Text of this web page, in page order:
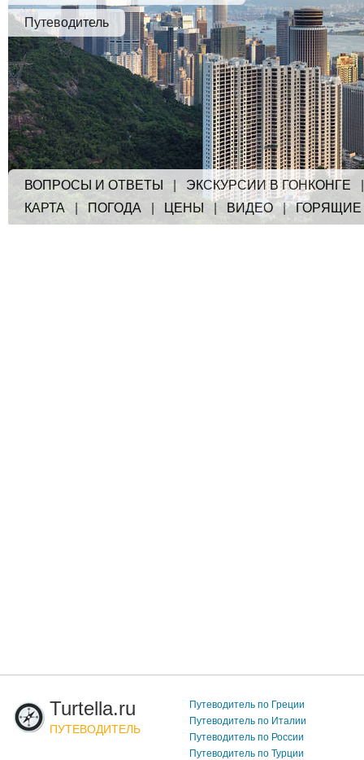
Путеводитель
ВОПРОСЫ И ОТВЕТЫ ЭКСКУРСИИ В ГОНКОНГЕ
КАРТА| ПОГОДА ЦЕНЫ ВИДЕО|ГОРЯЩИЕ
Turtella.ru
ПУТЕВОДИТЕЛЬ
Путеводитель по Греции
Путеводитель по Италии
Путеводитель по России
Путеводитель по Турции